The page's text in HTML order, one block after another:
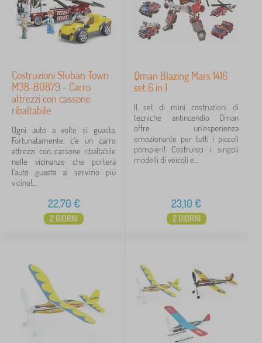
Costruzioni Sluban Town
M38-B0879 - Carro
attrezzi con cassone
ribaltabile
Ogni auto a volte si guasta.
Fortunatamente, c'è un carro
attrezzi con cassone ribaltabile
nelle vicinanze che porterà
l'auto guasta al servizio più
vicino!...
22,70 €
2 GIORNI
Qman Blazing Mars 1416
set 6 in 1
Il set di mini costruzioni di
tecniche antincendio Qman
offre un'esperienza
emozionante per tutti i piccoli
pompieri! Costruisci i singoli
modelli di veicoli e...
23,10 €
2 GIORNI